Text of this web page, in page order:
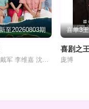
至20260803期
孙浩 李静 戴军 李维嘉 沈凌 吴昕 武艺 高旭
喜剧之
庞博